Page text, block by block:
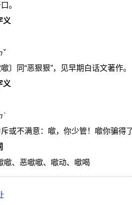
。
义
ˇ
〕同“恶狠狠”，见早期白话文著作。
义
ˋ
或不满意：噷，你少管！噷你骗得
噷、恶噷噷、噷动、噷喝